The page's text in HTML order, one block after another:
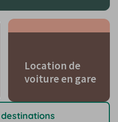
Location de
voiture en gare